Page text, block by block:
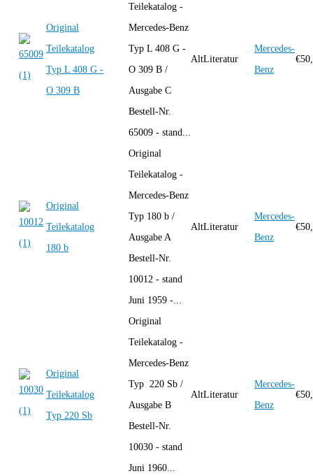
Original
Teilekatalog
Typ L 408 G -
O 309 B
Teilekatalog -
Mercedes-Benz
Typ L 408 G -
O 309 B /
Ausgabe C
Bestell-Nr.
65009 - stand...
AltLiteratur
Mercedes-
Benz
€
Original
Teilekatalog
180 b
Original
Teilekatalog -
Mercedes-Benz
Typ 180 b /
Ausgabe A
Bestell-Nr.
10012 - stand
Juni 1959 -...
AltLiteratur
Mercedes-
Benz
€
Original
Teilekatalog
Typ 220 Sb
Original
Teilekatalog -
Mercedes-Benz
Typ 220 Sb /
Ausgabe B
Bestell-Nr.
10030 - stand
Juni 1960...
AltLiteratur
Mercedes-
Benz
€